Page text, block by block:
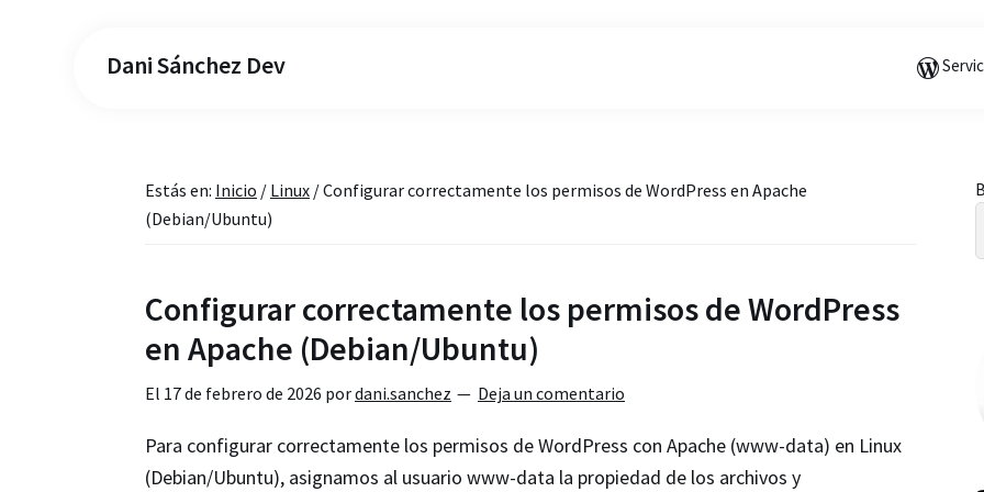
Dani Sánchez Dev
Estás en: Inicio / Linux /Configurar correctamente los permisos de WordPress en Apache
(Debian/Ubuntu)
Configurar correctamente los permisos de WordPress
en Apache (Debian/Ubuntu)
El 17 de febrero de 2026 pordani.sanchez Deja un comentario
Para configurar correctamente los permisos de WordPress con Apache (www-data) en Linux
(Debian/Ubuntu), asignamos al usuario www-data la propiedad de los archivos y